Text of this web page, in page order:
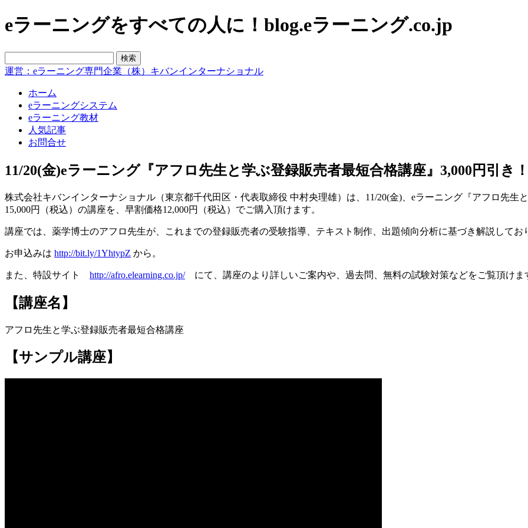
eラーニングをすべての人に！blog.eラーニング.co.jp
運営：eラーニング専門企業（株）キバンインターナショナル
ホーム
eラーニングシステム
eラーニング教材
人気記事
お問合せ
11/20(金)eラーニング『アフロ先生と学ぶ登録販売者最短合格講座』3,000円引き
株式会社キバンインターナショナル（東京都千代田区・代表取締役 中村央理雄）は、11/20(金)、eラーニング『アフロ先
15,000円（税込）の講座を、早割価格12,000円（税込）でご購入頂けます。
講座では、薬学博士のアフロ先生が、これまでの登録販売者の受験指導、テキスト制作、出題傾向分析に基づき解説して
お申込みは http://bit.ly/1YhtypZ から。
また、特設サイト http://afro.elearning.co.jp/にて、講座のより詳しいご案内や、過去問、無料の試験対策などをご覧頂けま
【講座名】
アフロ先生と学ぶ登録販売者最短合格講座
【サンプル講座】